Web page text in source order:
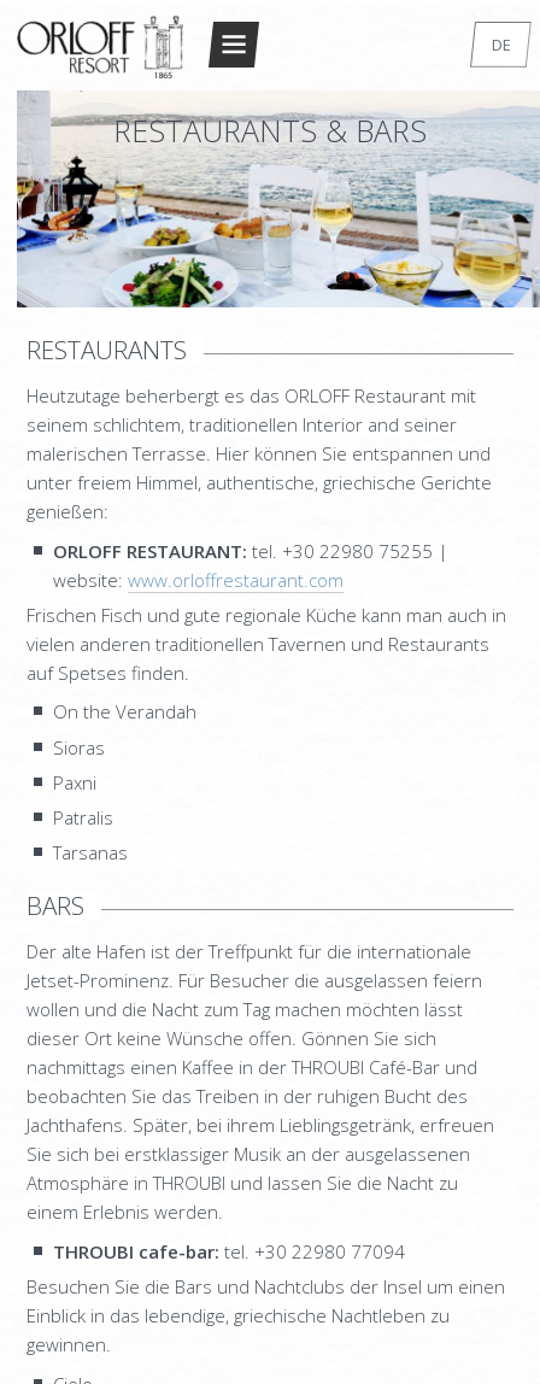
STARTSEITE
DAS RESORT
DIE ARCHITEKTUR
UNTERKUNFT
DOPPELZIMMER STANDARD
SUPERIOR DOUBLE/TWIN
STANDARD STUDIO
STUDIO DE LUXE
MAISONETTE
SUPERIOR MAISONETTE – 2 BEDROOM
SUPERIOR MAISONETTE – 3 BEDROOM
SUITE
OLD MANSION
FOTOS
ORLOFF RESTAURANT
CATERING & EVENTS
DIE INSEL
RESTAURANTS & BARS
AKTIVITÄTEN
ANREISE
INFORMATION
KONTAKT
Return to
GR
FR
DE
IT
RU
RESTAURANTS & BARS
RESTAURANTS
Heutzutage beherbergt es das ORLOFF Restaurant mit
seinem schlichtem, traditionellen Interior and seiner
malerischen Terrasse. Hier können Sie entspannen und
unter freiem Himmel, authentische, griechische Gerichte
genießen:
ORLOFF RESTAURANT: tel. +30 22980 75255 |
website:www.orloffrestaurant.com
Frischen Fisch und gute regionale Küche kann man auch in
vielen anderen traditionellen Tavernen und Restaurants
auf Spetses finden.
On the Verandah
Sioras
Paxni
Patralis
Tarsanas
BARS
Der alte Hafen ist der Treffpunkt für die internationale
Jetset-Prominenz. Für Besucher die ausgelassen feiern
wollen und die Nacht zum Tag machen möchten lässt
dieser Ort keine Wünsche offen. Gönnen Sie sich
nachmittags einen Kaffee in der THROUBI Café-Bar und
beobachten Sie das Treiben in der ruhigen Bucht des
Jachthafens. Später, bei ihrem Lieblingsgetränk, erfreuen
Sie sich bei erstklassiger Musik an der ausgelassenen
Atmosphäre in THROUBI und lassen Sie die Nacht zu
einem Erlebnis werden.
THROUBI cafe-bar: tel. +30 22980 77094
Besuchen Sie die Bars und Nachtclubs der Insel um einen
Einblick in das lebendige, griechische Nachtleben zu
gewinnen.